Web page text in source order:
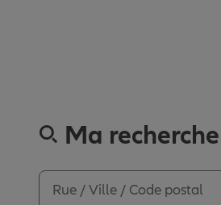
Ma recherche